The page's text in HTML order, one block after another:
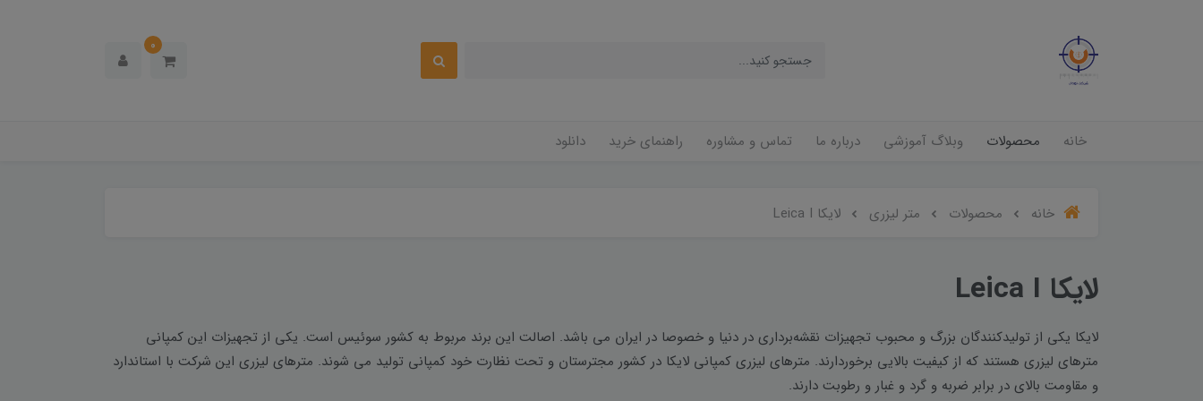
0
خانه محصولات وبلاگ آموزشی درباره ما تماس و مشاوره راهنمای خرید دانلود
خانه محصولات متر لیزری لایکا Leica I
لایکا Leica I
لایکا یکی از تولیدکنندگان بزرگ و محبوب تجهیزات نقشه‌برداری در دنیا و خصوصا در ایران می باشد. اصالت این برند مربوط به کشور سوئیس است. یکی از تجهیزات این کمپانی
مترهای لیزری هستند که از کیفیت بالایی برخوردارند. مترهای لیزری کمپانی لایکا در کشور مجترستان و تحت نظارت خود کمپانی تولید می شوند. مترهای لیزری این شرکت با استاندارد
و مقاومت بالای در برابر ضربه و گرد و غبار و رطوبت دارند.